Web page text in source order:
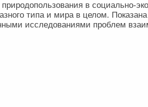
в социально-
типа и мира в целом.
исследованиями проблем